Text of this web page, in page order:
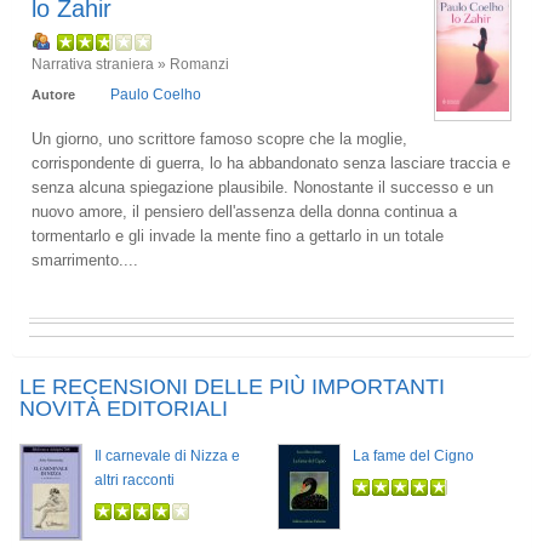
lo Zahir
Narrativa straniera » Romanzi
Autore Paulo Coelho
Un giorno, uno scrittore famoso scopre che la moglie,
corrispondente di guerra, lo ha abbandonato senza lasciare traccia e
senza alcuna spiegazione plausibile. Nonostante il successo e un
nuovo amore, il pensiero dell'assenza della donna continua a
tormentarlo e gli invade la mente fino a gettarlo in un totale
smarrimento....
LE RECENSIONI DELLE PIÙ IMPORTANTI
NOVITÀ EDITORIALI
Il carnevale di Nizza e
altri racconti
La fame del Cigno